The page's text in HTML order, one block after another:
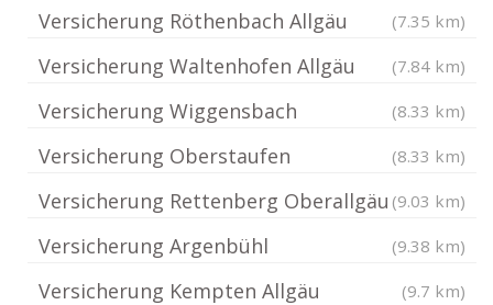
Versicherung Röthenbach Allgäu (7.35 km)
Versicherung Waltenhofen Allgäu (7.84 km)
Versicherung Wiggensbach (8.33 km)
Versicherung Oberstaufen (8.33 km)
Versicherung Rettenberg Oberallgäu (9.03 km)
Versicherung Argenbühl (9.38 km)
Versicherung Kempten Allgäu (9.7 km)